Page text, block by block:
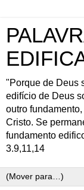
"Porque de Deus
edifício de Deus
outro
Cristo. Se
fundamento
3.9,11,14